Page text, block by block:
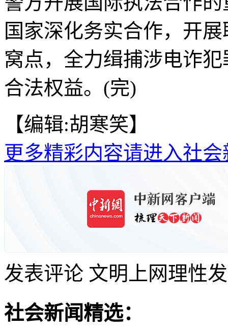
国家深化务实合作，开
窝点，全力缉捕涉电诈
合法权益。(完)
【编辑:胡寒笑】
更多精彩内容请进入社会
发表评论 文明上网理性
社会新闻精选：